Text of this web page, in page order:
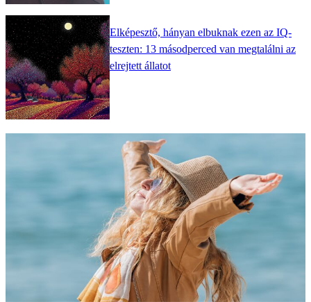
Elképesztő, hányan elbuknak ezen az IQ-
teszten: 13 másodperced van megtalálni az
elrejtett állatot